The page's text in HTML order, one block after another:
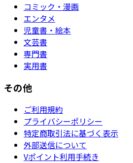
コミック・漫画
エンタメ
児童書・絵本
文芸書
専門書
実用書
その他
ご利用規約
プライバシーポリシー
特定商取引法に基づく表示
外部送信について
Vポイント利用手続き